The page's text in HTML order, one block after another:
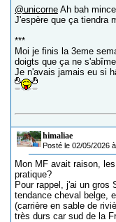
@unicorne Ah bah
J'espère que ça tiendra
***
Moi je finis la 3eme
doigts que ça ne
Je n'avais jamais eu si
himaliae
Posté le 02/05/2026
Mon MF avait raison,
pratique?
Pour rappel, j'ai un gros
tendance cheval belge,
(carrière en sable de
très durs car sud de la